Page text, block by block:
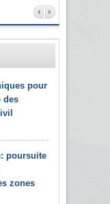
pour
des
poursuite
zones